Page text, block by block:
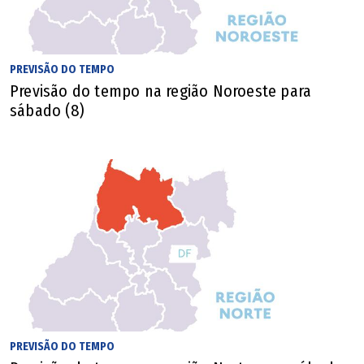
Preserve o Lago Municipal: respeite a natureza, os
animais e o patrimônio. Não jogue lixo e leve seu
próprio saco para armazenar os resíduos.
Não leve bebidas em recipientes de vidro e siga
todas as orientações da equipe organizadora para
🔔 Siga o canal de O POPULAR no WhatsApp
PREVISÃO DO TEMPO
Previsão do tempo na região Noroeste para
sábado (8)
PREVISÃO DO TEMPO